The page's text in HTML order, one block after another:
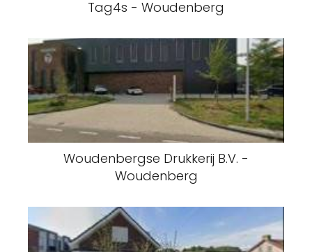
Tag4s - Woudenberg
Woudenbergse Drukkerij B.V. -
Woudenberg